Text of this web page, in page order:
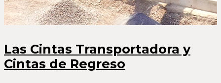
Las Cintas Transportadora y
Cintas de Regreso